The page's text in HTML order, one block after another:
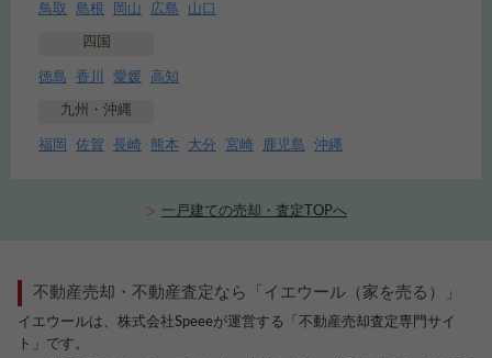
鳥取 島根 岡山 広島 山口
四国
徳島 香川 愛媛 高知
九州・沖縄
福岡 佐賀 長崎 熊本 大分 宮崎 鹿児島 沖縄
一戸建ての売却・査定TOPへ
不動産売却・不動産査定なら「イエウール（家を売る）」
イエウールは、株式会社Speeeが運営する「不動産売却査定専門サイ
ト」です。